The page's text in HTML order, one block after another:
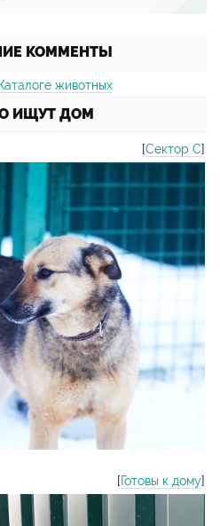
КОММЕНТЫ
животных
ИЩУТ ДОМ
[Сектор С]
[Готовы к дому]